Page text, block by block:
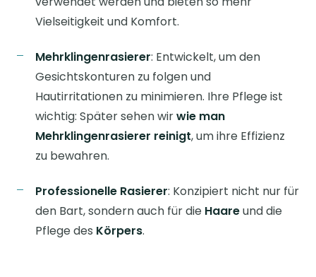
Vielseitigkeit und Komfort.
Mehrklingenrasierer: Entwickelt, um den
Gesichtskonturen zu folgen und
Hautirritationen zu minimieren. Ihre Pflege ist
wichtig: Später sehen wirwie man
Mehrklingenrasierer reinigt, um ihre Effizienz
zu bewahren.
Professionelle Rasierer: Konzipiert nicht nur für
den Bart, sondern auch für die Haareund die
Pflege des Körpers.